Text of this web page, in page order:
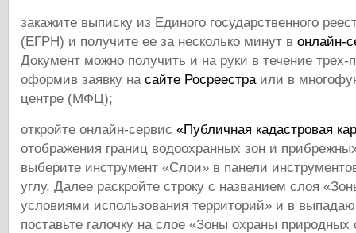
закажите выписку из Единого государственного
(ЕГРН) и получите ее за несколько минут в онлайн-
Документ можно получить и на руки в течение трех-
оформив заявку на сайте Росреестраили в
центре (МФЦ);
откройте онлайн-сервис «Публичная кадастровая
отображения границ водоохранных зон и
выберите инструмент «Слои» в панели
углу. Далее раскройте строку с названием слоя
условиями использования территорий» и в
поставьте галочку на слое «Зоны охраны природных